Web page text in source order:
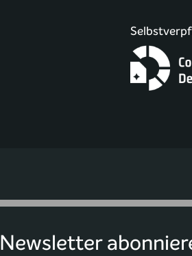
Newsletter